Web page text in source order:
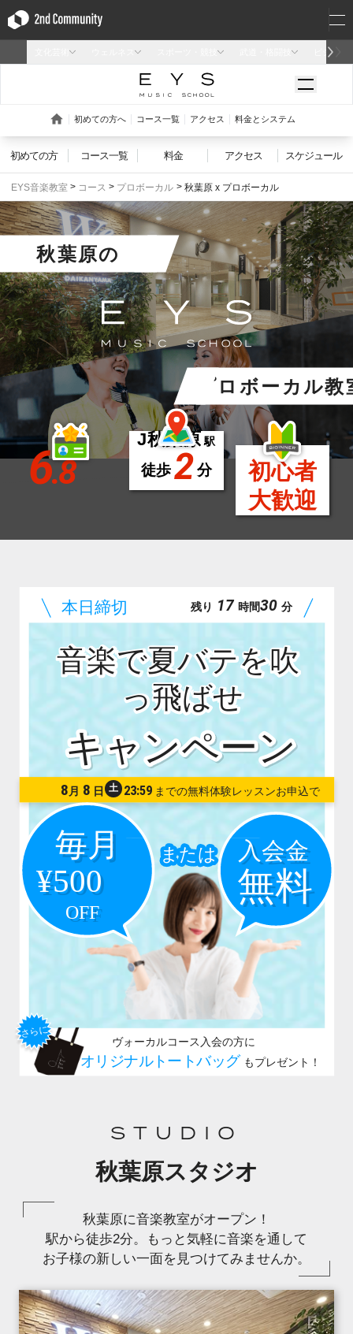
初めての方 コース一覧 料金 アクセス スケジュール
EYS音楽教室 コース プロボーカル 秋葉原 x プロボーカル
秋葉原の
プロボーカル教
6.8
J秋葉原 駅
徒歩2分
初心者
大歓迎
音楽で夏バテを吹
っ飛ばせ
8 月 8 日 土23:59
残り 17 時間30 分
STUDIO
秋葉原スタジオ
秋葉原に音楽教室がオープン！
駅から徒歩2分。もっと気軽に音楽を通して
お子様の新しい一面を見つけてみませんか。